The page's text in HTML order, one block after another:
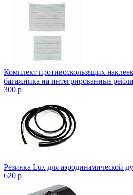
Комплект противоскользящих
багажника на интегрированные
300 p
Резинка Lux для аэродинамической
620 p